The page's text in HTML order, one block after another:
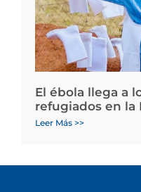
El ébola llega a
refugiados en la
Leer Más >>